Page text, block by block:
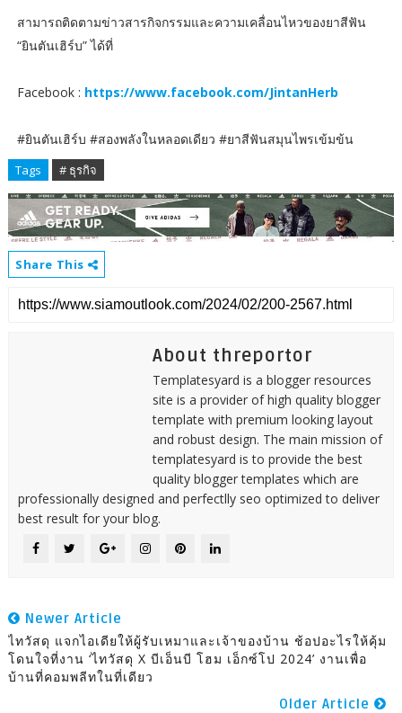
สามารถติดตามข่าวสารกิจกรรมและความเคลื่อนไหวของยาสีฟัน
“ยินตันเฮิร์บ” ได้ที่
Facebook : https://www.facebook.com/JintanHerb
#ยินตันเฮิร์บ #สองพลังในหลอดเดียว #ยาสีฟันสมุนไพรเข้มข้น
Tags # ธุรกิจ
Share This
About threportor
Templatesyard is a blogger resources
site is a provider of high quality blogger
template with premium looking layout
and robust design. The main mission of
templatesyard is to provide the best
quality blogger templates which are
professionally designed and perfectlly seo optimized to deliver
best result for your blog.
Newer Article
ไทวัสดุ แจกไอเดียให้ผู้รับเหมาและเจ้าของบ้าน ช้อปอะไรให้คุ้ม
โดนใจที่งาน ‘ไทวัสดุ X บีเอ็นบี โฮม เอ็กซ์โป 2024’ งานเพื่อ
บ้านที่คอมพลีทในที่เดียว
Older Article